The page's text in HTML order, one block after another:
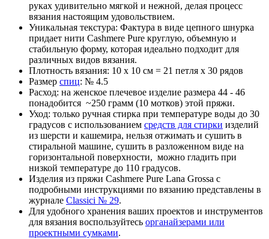
руках удивительно мягкой и нежной, делая процесс
вязания настоящим удовольствием.
Уникальная текстура: Фактура в виде цепного шнурка
придает нити Cashmere Pure круглую, объемную и
стабильную форму, которая идеально подходит для
различных видов вязания.
Плотность вязания: 10 х 10 см = 21 петля х 30 рядов
Размер спиц: № 4.5
Расход: на женское плечевое изделие размера 44 - 46
понадобится ~250 грамм (10 мотков) этой пряжи.
Уход: только ручная стирка при температуре воды до 30
градусов с использованием средств для стирки изделий
из шерсти и кашемира, нельзя отжимать и сушить в
стиральной машине, сушить в разложенном виде на
горизонтальной поверхности, можно гладить при
низкой температуре до 110 градусов.
Изделия из пряжи Cashmere Pure Lana Grossa с
подробными инструкциями по вязанию представлены в
журнале Classici № 29.
Для удобного хранения ваших проектов и инструментов
для вязания воспользуйтесь органайзерами или
проектными сумками.